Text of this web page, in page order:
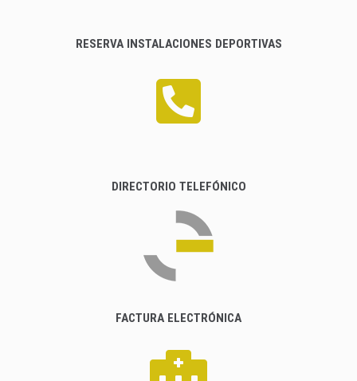
RESERVA INSTALACIONES DEPORTIVAS
DIRECTORIO TELEFÓNICO
FACTURA ELECTRÓNICA